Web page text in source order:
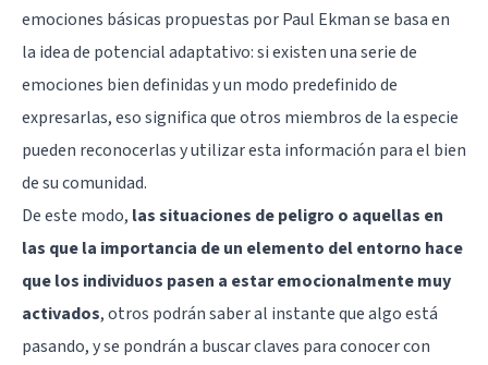
emociones básicas propuestas por Paul Ekman se basa en
la idea de potencial adaptativo: si existen una serie de
emociones bien definidas y un modo predefinido de
expresarlas, eso significa que otros miembros de la especie
pueden reconocerlas y utilizar esta información para el bien
de su comunidad.
De este modo, las situaciones de peligro o aquellas en
las que la importancia de un elemento del entorno hace
que los individuos pasen a estar emocionalmente muy
activados, otros podrán saber al instante que algo está
pasando, y se pondrán a buscar claves para conocer con